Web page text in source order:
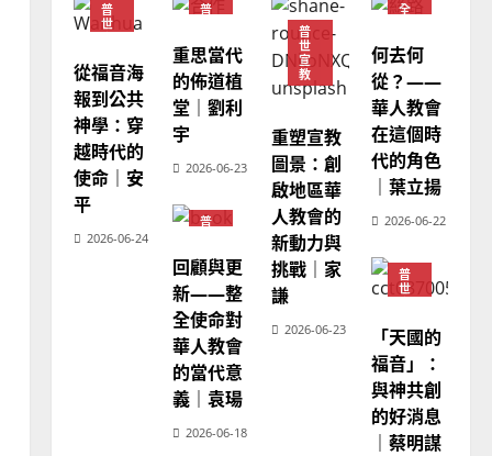
2024-01-09
2
普世宣教
福音未及之民的定義、現況
及反思｜葉大銘
2025-02-18
3
普世宣教 神學教育
宣教的整全使命｜王永信
2025-02-18
普世宣教
向穆斯林傳福音的可行策略
普
世
從福音海
報到公共
神學：穿
越時代的
使命｜安
平
2026-06-24
普
教
重思當代
的佈道植
堂｜劉利
宇
2026-06-23
普
世
宣
教
重塑宣教
圖景：創
啟地區華
人教會的
新動力與
挑戰｜家
謙
2026-06-23
全
人
教
會
普
世
宣
教
何去何
從？——
華人教會
在這個時
代的角色
｜葉立揚
2026-06-22
普
教
回顧與更
新——整
全使命對
華人教會
的當代意
義｜袁瑒
2026-06-18
普
世
神
學
教
育
「天國的
福音」：
與神共創
的好消息
｜蔡明謀